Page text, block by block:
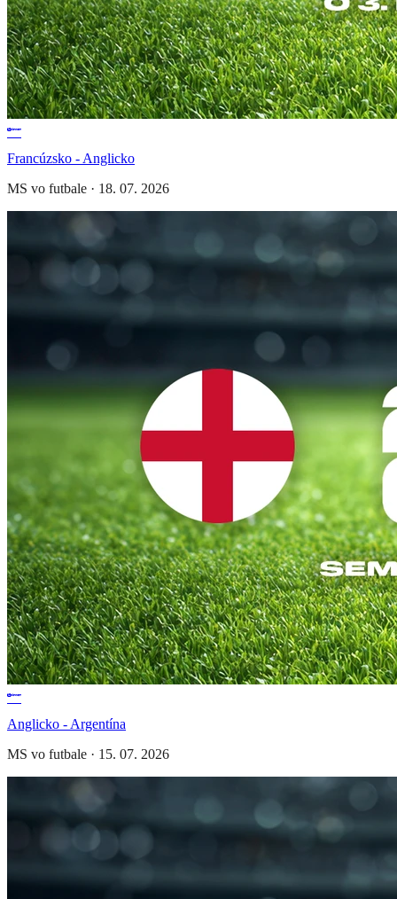
Francúzsko - Anglicko
MS vo futbale · 18. 07. 2026
Anglicko - Argentína
MS vo futbale · 15. 07. 2026